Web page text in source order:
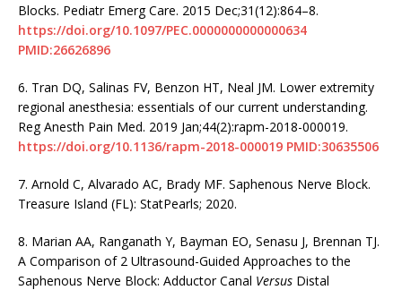
Blocks. Pediatr Emerg Care. 2015 Dec;31(12):864–8.
https://doi.org/10.1097/PEC.0000000000000634
PMID:26626896
6. Tran DQ, Salinas FV, Benzon HT, Neal JM. Lower extremity
regional anesthesia: essentials of our current understanding.
Reg Anesth Pain Med. 2019 Jan;44(2):rapm-2018-000019.
https://doi.org/10.1136/rapm-2018-000019 PMID:30635506
7. Arnold C, Alvarado AC, Brady MF. Saphenous Nerve Block.
Treasure Island (FL): StatPearls; 2020.
8. Marian AA, Ranganath Y, Bayman EO, Senasu J, Brennan TJ.
A Comparison of 2 Ultrasound-Guided Approaches to the
Saphenous Nerve Block: Adductor Canal Versus Distal